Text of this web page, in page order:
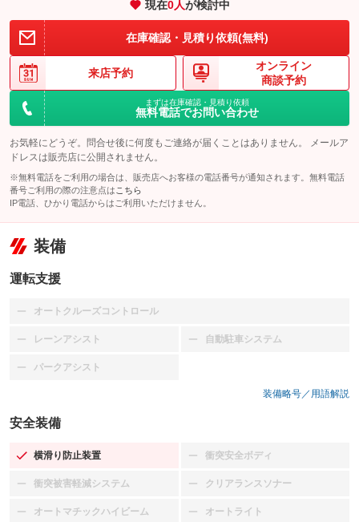
現在0人が検討中
在庫確認・見積り依頼(無料)
来店予約
オンライン
商談予約
まずは在庫確認・見積り依頼
無料電話でお問い合わせ
お気軽にどうぞ。問合せ後に何度もご連絡が届くことはありません。 メールア
ドレスは販売店に公開されません。
※無料電話をご利用の場合は、販売店へお客様の電話番号が通知されます。無料電話
番号ご利用の際の注意点は こちら
IP電話、ひかり電話からはご利用いただけません。
装備
運転支援
オートクルーズコントロール
：装備なし
レーンアシスト
：装備なし 自動駐車システム
：装備なし
パークアシスト
：装備なし
装備略号／用語解説
安全装備
横滑り防止装置
：装備あり 衝突安全ボディ
：装備なし
衝突被害軽減システム
：装備なし クリアランスソナー
：装備なし
オートマチックハイビーム
：装備なし オートライト
：装備なし